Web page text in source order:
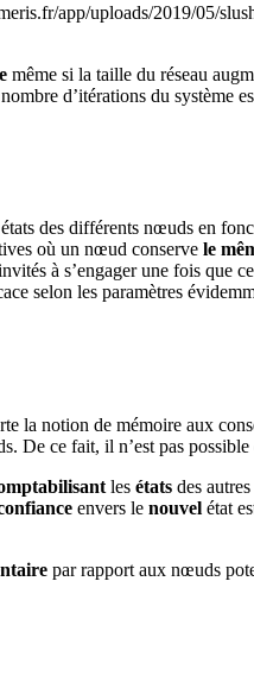
app/uploads/2019/05/
même si la taille du réseau
d’itérations du système
des différents nœuds en
où un nœud conserve le
à s’engager une fois que
selon les paramètres
la notion de mémoire aux
De ce fait, il n’est pas possible
les états des
envers le nouvel état
par rapport aux nœuds